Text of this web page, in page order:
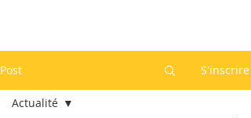
Post S'inscrire
Actualité